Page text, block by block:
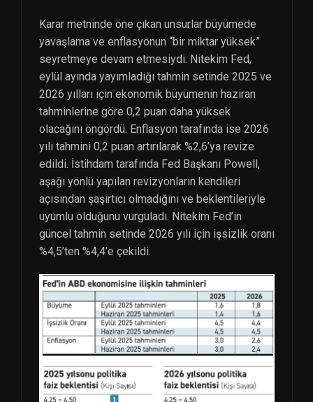
Karar metninde öne çıkan unsurlar büyümede
yavaşlama ve enflasyonun “bir miktar yüksek”
seyretmeye devam etmesiydi. Nitekim Fed,
eylül ayında yayımladığı tahmin setinde 2025 ve
2026 yılları için ekonomik büyümenin haziran
tahminlerine göre 0,2 puan daha yüksek
olacağını öngördü. Enflasyon tarafında ise 2026
yılı tahmini 0,2 puan artırılarak %2,6’ya revize
edildi. İstihdam tarafında Fed Başkanı Powell,
aşağı yönlü yapılan revizyonların kendileri
açısından şaşırtıcı olmadığını ve beklentileriyle
uyumlu olduğunu vurguladı. Nitekim Fed’in
güncel tahmin setinde 2026 yılı için işsizlik oranı
%4,5’ten %4,4’e çekildi.